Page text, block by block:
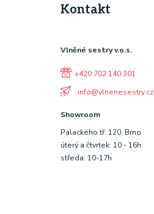
Kontakt
Vlněné sestry v.o.s.
+420 702 140 301
info@vlnenesestry.cz
Showroom
Palackého tř. 120, Brno
úterý a čtvrtek: 10 - 16h
středa: 10-17h